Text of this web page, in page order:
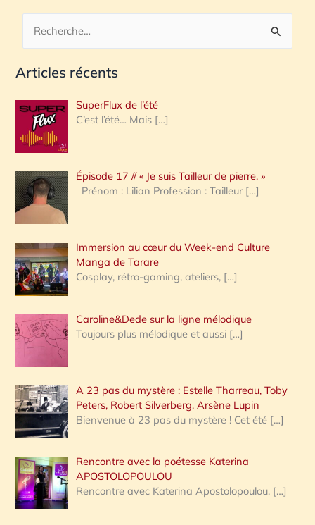
c
e
r
c
h
e
:
Articles récents
SuperFlux de l’été
C’est l’été… Mais […]
Épisode 17 // « Je suis Tailleur de pierre. »
Prénom : Lilian Profession : Tailleur […]
Immersion au cœur du Week-end Culture
Manga de Tarare
Cosplay, rétro-gaming, ateliers, […]
Caroline&Dede sur la ligne mélodique
Toujours plus mélodique et aussi […]
A 23 pas du mystère : Estelle Tharreau, Toby
Peters, Robert Silverberg, Arsène Lupin
Bienvenue à 23 pas du mystère ! Cet été […]
Rencontre avec la poétesse Katerina
APOSTOLOPOULOU
Rencontre avec Katerina Apostolopoulou, […]